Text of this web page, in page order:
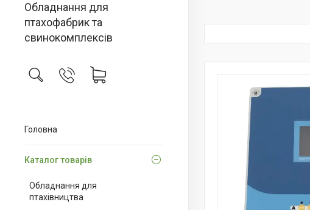
Обладнання для
птахофабрик та
свинокомплексів
Головна
Каталог товарів
Обладнання для
птахівництва